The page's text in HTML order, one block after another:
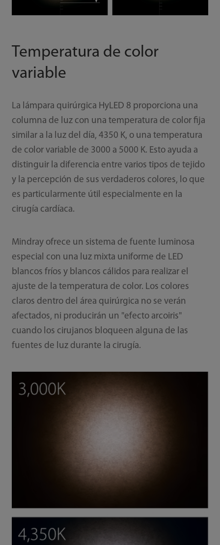
Temperatura de color
variable
La lámpara quirúrgica HyLED 8 proporciona una
columna de luz con una temperatura de color fija
similar a la luz del día, 4350 K, o una temperatura
de color variable de 3000 a 5000 K. Esto ayuda a
distinguir la diferencia entre varios tipos de tejido
y la percepción de sus verdaderos colores, lo que
es particularmente útil especialmente en la
cirugía cardíaca.
Mindray ofrece un sistema de fuente luminosa
especial con una luz mixta uniforme de LED
blancos fríos y blancos cálidos para realizar el
ajuste de la temperatura de color. Los colores
claros dentro del área quirúrgica no se verán
afectados, ni producirán un "efecto arcoiris"
cuando los cirujanos bloqueen alguna de las
fuentes de luz durante la cirugía.